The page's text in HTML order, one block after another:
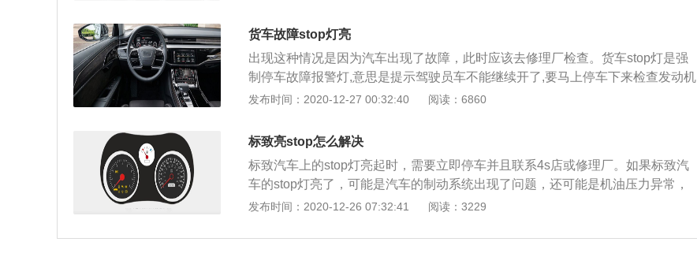
被称为发动机的大脑，如果没有ecu，那发动机是无法正常运行的。在发动机运
行时，ecu可以收集传感器传来数据，经过处理后ecu可以通过执行机构来控制发
动机运行。如果某个传感器或执行机构损坏了，那就会影响汽车发动机的正常运
行，这样仪表盘上的故障灯就会亮起。汽车的电子系统长时间使用出现故障是正
常现象，电子系统的可靠性是不如机械系统的。特别是发动机周围的电子系统。
象。如果电子系统损坏了，那一定要立即维修，否则会影响汽车的正常运行，甚
至还会导致汽车存在严重的安全隐患。
货车故障stop灯亮
出现这种情况是因为汽车出现了故障，此时应该去修理厂检查。货车stop灯是强
制停车故障报警灯,意思是提示驾驶员车不能继续开了,要马上停车下来检查发动机
故障。stop灯一般是与机油压力、制动液面过低、水温过高灯等某一报警灯同时
故障原因。汽车的大部分故障都是由于电子系统引起的。
发布时间：2020-12-27 00:32:40 阅读：6860
标致亮stop怎么解决
标致汽车上的stop灯亮起时，需要立即停车并且联系4s店或修理厂。如果标致汽
车的stop灯亮了，可能是汽车的制动系统出现了问题，还可能是机油压力异常，
也可能是冷却液温度过高导致的。当汽车冷却液温度过高时如果继续行驶，可能
打开发动机盖为发动机散热。机油压力过低时，机油无法为发动机提供足够的润
发布时间：2020-12-26 07:32:41 阅读：3229